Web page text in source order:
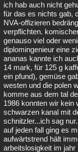
ich hab auch nicht
für das es nichts gab,
NVA-offizieren
verpflichten.
genauso viel oder
diplomingenieur eine
ananas kannte ich
14 mark, für 125 g
ein pfund), gemüse
westen und die polen
komme aus dem tal
1986 konnten wir kein
schwarzen kanal mit
schnitzler...ich sag
auf jeden fall ging es
aufwärtstrend hält
arbeitslosigkeit im